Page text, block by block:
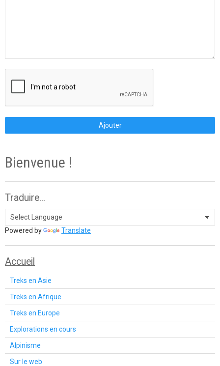
Ajouter
Bienvenue !
Traduire...
Powered by Translate
Accueil
Treks en Asie
Treks en Afrique
Treks en Europe
Explorations en cours
Alpinisme
Sur le web